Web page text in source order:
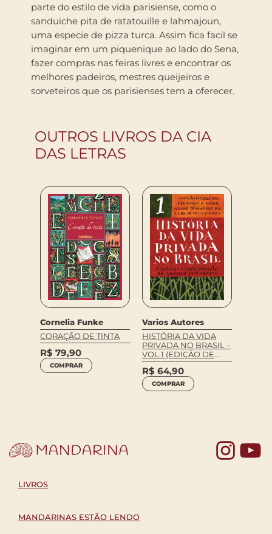
parte do estilo de vida parisiense, como o
sanduiche pita de ratatouille e lahmajoun,
uma especie de pizza turca. Assim fica facil se
imaginar em um piquenique ao lado do Sena,
fazer compras nas feiras livres e encontrar os
melhores padeiros, mestres queijeiros e
sorveteiros que os parisienses tem a oferecer.
OUTROS LIVROS DA CIA
DAS LETRAS
Cornelia Funke
CORAÇÃO DE TINTA
R$ 79,90
COMPRAR
Varios Autores
HISTÓRIA DA VIDA
PRIVADA NO BRASIL –
VOL.1 (EDIÇÃO DE
BOLSO)
R$ 64,90
COMPRAR
LIVROS
MANDARINAS ESTÃO LENDO